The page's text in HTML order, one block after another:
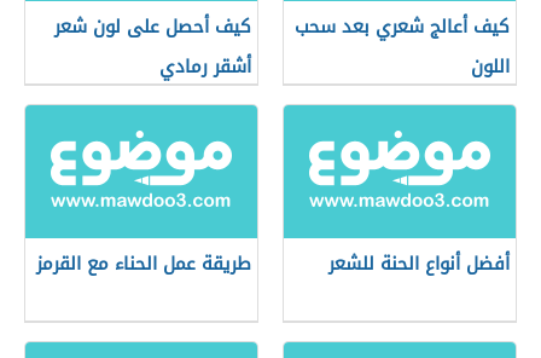
كيف أعالج شعري بعد سحب
اللون
كيف أحصل على لون شعر
أشقر رمادي
أفضل أنواع الحنة للشعر طريقة عمل الحناء مع القرمز